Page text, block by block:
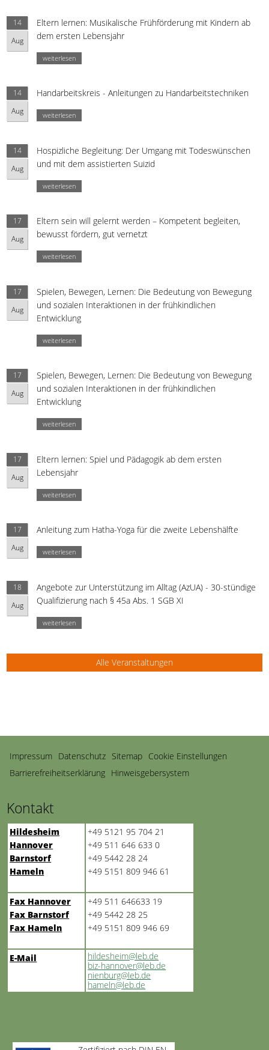
14
Aug
Eltern lernen: Musikalische Frühförderung mit Kindern ab
dem ersten Lebensjahr
weiterlesen
14
Aug
Handarbeitskreis - Anleitungen zu Handarbeitstechniken
weiterlesen
14
Aug
Hospizliche Begleitung: Der Umgang mit Todeswünschen
und mit dem assistierten Suizid
weiterlesen
17
Aug
Eltern sein will gelernt werden – Kompetent begleiten,
bewusst fördern, gut vernetzt
weiterlesen
17
Aug
Spielen, Bewegen, Lernen: Die Bedeutung von Bewegung
und sozialen Interaktionen in der frühkindlichen
Entwicklung
weiterlesen
17
Aug
Spielen, Bewegen, Lernen: Die Bedeutung von Bewegung
und sozialen Interaktionen in der frühkindlichen
Entwicklung
weiterlesen
17
Aug
Eltern lernen: Spiel und Pädagogik ab dem ersten
Lebensjahr
weiterlesen
17
Aug
Anleitung zum Hatha-Yoga für die zweite Lebenshälfte
weiterlesen
18
Aug
Angebote zur Unterstützung im Alltag (AzUA) - 30-stündige
Qualifizierung nach § 45a Abs. 1 SGB XI
weiterlesen
Alle Veranstaltungen
Navigation
überspringen
Impressum Datenschutz Sitemap Cookie Einstellungen
Barrierefreiheitserklärung Hinweisgebersystem
Kontakt
Hildesheim
Hannover
Barnstorf
Hameln
+49 5121 95 704 21
+49 511 646 633 0
+49 5442 28 24
+49 5151 809 946 61
Fax Hannover
Fax Barnstorf
Fax Hameln
+49 511 646633 19
+49 5442 28 25
+49 5151 809 946 69
E-Mail
hildesheim@leb.de
biz-hannover@leb.de
nienburg@leb.de
hameln@leb.de